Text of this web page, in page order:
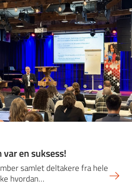
en suksess!
samlet deltakere fra hele
hvordan…